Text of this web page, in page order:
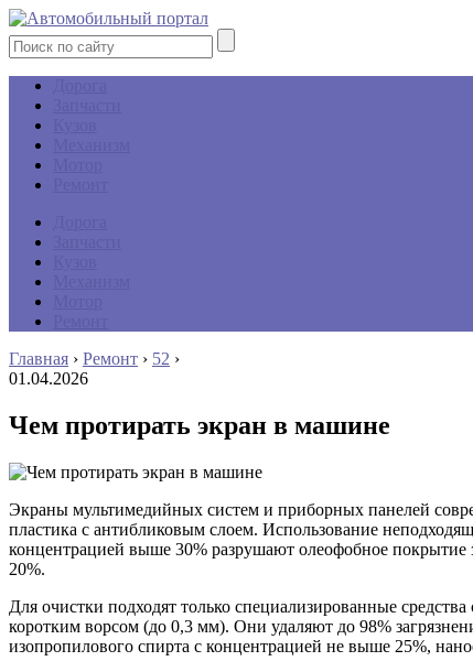
Главная › Ремонт › 52 ›
01.04.2026
Чем протирать экран в машине
Экраны мультимедийных систем и приборных панелей
пластика с антибликовым слоем. Использование
концентрацией выше 30% разрушают олеофобное покрытие
20%.
Для очистки подходят только специализированные
коротким ворсом (до 0,3 мм). Они удаляют до 98%
изопропилового спирта с концентрацией не выше 25%,